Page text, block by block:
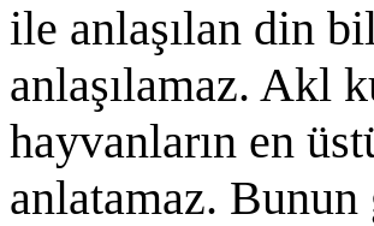
ile anlaşılan din
anlaşılamaz. Akl
hayvanların en
anlatamaz.